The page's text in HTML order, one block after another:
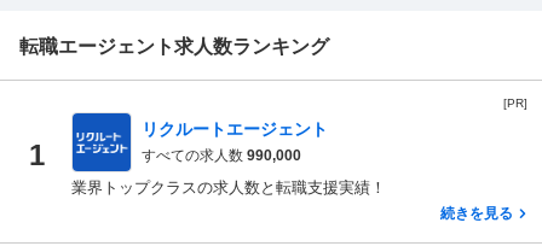
転職エージェント求人数ランキング
[PR]
1
リクルートエージェント
すべての求人数 990,000
業界トップクラスの求人数と転職支援実績！
続きを見る